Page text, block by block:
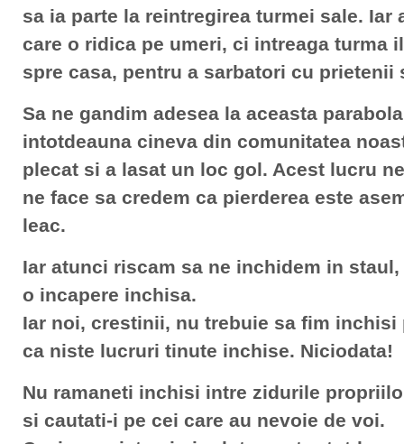
sa ia parte la reintregirea turmei sale. Iar
care o ridica pe umeri, ci intreaga turma
spre casa, pentru a sarbatori cu prietenii
Sa ne gandim adesea la aceasta
intotdeauna cineva din comunitatea
plecat si a lasat un loc gol. Acest lucru
ne face sa credem ca pierderea este
leac.
Iar atunci riscam sa ne inchidem in
o incapere inchisa.
Iar noi, crestinii, nu trebuie sa fim
ca niste lucruri tinute inchise. Niciodata!
Nu ramaneti inchisi intre zidurile
si cautati-i pe cei care au nevoie de voi.